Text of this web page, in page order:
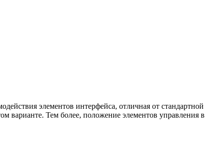
элементов интерфейса, отличная от стандартной
варианте. Тем более, положение элементов управления в